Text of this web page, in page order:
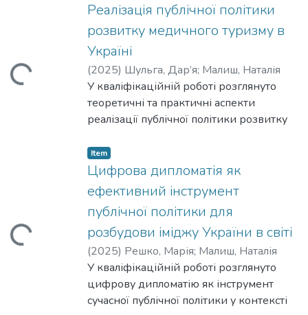
впровадження циркулярної економіки
в Україні та виявлено перешкоди,
виклики та можливості для розвитку.
Досліджено нормативно-правове та
інституційне забезпечення публічної
політики впровадження принципів
циркулярної економіки в Україні та
спільноті ЄС. Узагальнено зарубіжний
розвитку циркулярної економіки та
розглянуто можливості адаптації їх для
України. Розроблено рекомендації
щодо удосконалення публічної політики
в Україні для розвитку циркулярної
економіки в Україні. Для дослідження
впровадження принципів циркулярної
економіки використано SWOT-аналіз.
Реалізація публічної політики
розвитку медичного туризму в
Україні
(2025) Шульга, Дар’я; Малиш, Наталія
У кваліфікаційній роботі розглянуто
теоретичні та практичні аспекти
реалізації публічної політики розвитку
Дослідження включає аналіз чинних
нормативно-правових актів, оцінку
сучасного стану медичного туризму,
виявлення основних проблем та
бар’єрів розвитку галузі. Вивчено
міжнародний досвід країн світу,
використано порівняльний аналіз щодо
підходів європейських країн і
запропоновано шляхи вдосконалення
української політики у цій сфері. У
Item
Цифрова дипломатія як
ефективний інструмент
публічної політики для
розбудови іміджу України в світі
(2025) Решко, Марія; Малиш, Наталія
У кваліфікаційній роботі розглянуто
цифрову дипломатію як інструмент
сучасної публічної політики у контексті